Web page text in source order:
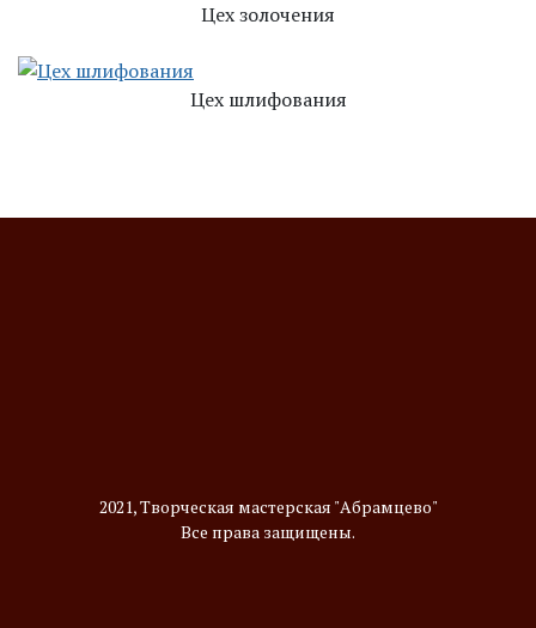
Цех золочения
Цех шлифования
2021, Творческая мастерская "Абрамцево"
Все права защищены.